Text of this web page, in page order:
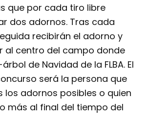
que por cada tiro libre
dos adornos. Tras cada
recibirán el adorno y
al centro del campo donde
de Navidad de la FLBA. El
será la persona que
los adornos posibles o quien
más al final del tiempo del